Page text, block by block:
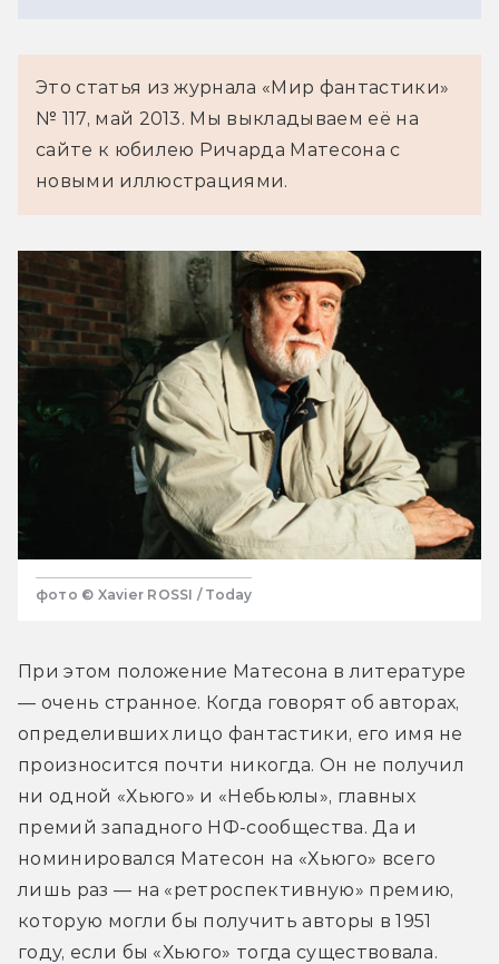
№ 117, май 2013. Мы выкладываем её на
сайте к юбилею Ричарда Матесона с
новыми иллюстрациями.
фото © Xavier ROSSI / Today
При этом положение Матесона в литературе
— очень странное. Когда говорят об авторах,
определивших лицо фантастики, его имя не
произносится почти никогда. Он не получил
ни одной «Хьюго» и «Небьюлы», главных
премий западного НФ-сообщества. Да и
номинировался Матесон на «Хьюго» всего
лишь раз — на «ретроспективную» премию,
которую могли бы получить авторы в 1951
году, если бы «Хьюго» тогда существовала.